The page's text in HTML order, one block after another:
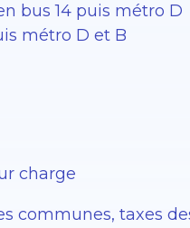
bus 14 puis métro D
métro D et B
charge
communes, taxes